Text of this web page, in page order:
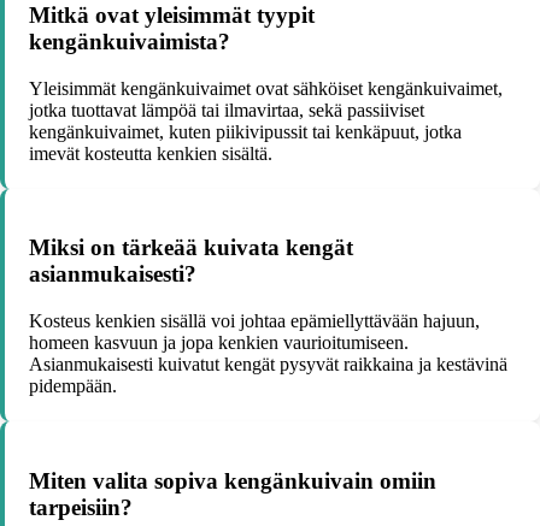
Mitkä ovat yleisimmät tyypit
kengänkuivaimista?
Yleisimmät kengänkuivaimet ovat sähköiset kengänkuivaimet,
jotka tuottavat lämpöä tai ilmavirtaa, sekä passiiviset
kengänkuivaimet, kuten piikivipussit tai kenkäpuut, jotka
imevät kosteutta kenkien sisältä.
Miksi on tärkeää kuivata kengät
asianmukaisesti?
Kosteus kenkien sisällä voi johtaa epämiellyttävään hajuun,
homeen kasvuun ja jopa kenkien vaurioitumiseen.
Asianmukaisesti kuivatut kengät pysyvät raikkaina ja kestävinä
pidempään.
Miten valita sopiva kengänkuivain omiin
tarpeisiin?